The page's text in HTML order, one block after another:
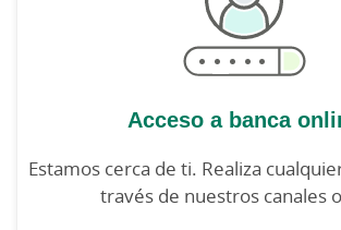
Acceso a banca
Estamos cerca de ti. Realiza
través de nuestros canales